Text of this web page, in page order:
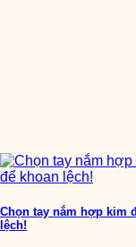
Chọn tay nắm hợp kim
lệch!